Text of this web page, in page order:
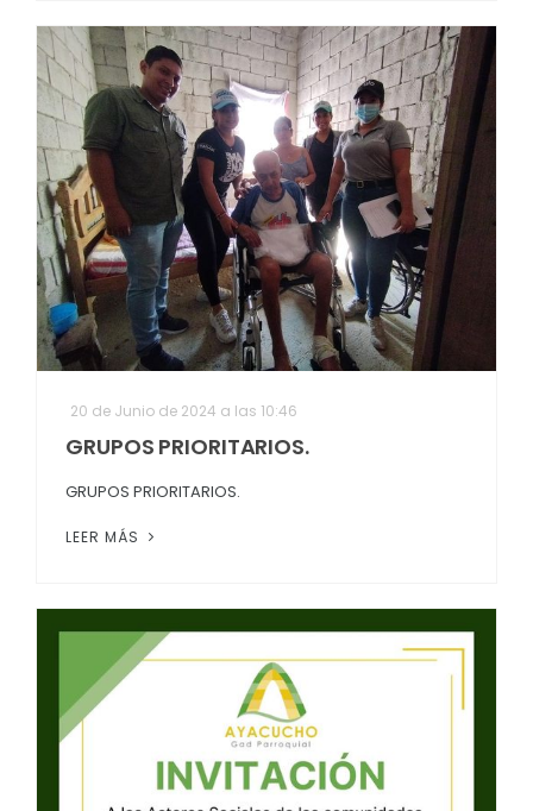
20 de Junio de 2024 a las 10:46
GRUPOS PRIORITARIOS.
GRUPOS PRIORITARIOS.
LEER MÁS